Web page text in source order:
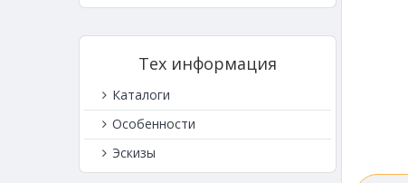
Тех информация
Каталоги
Особенности
Эскизы